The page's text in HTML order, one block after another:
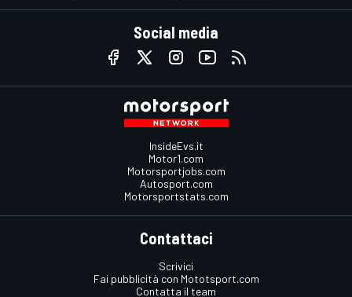
Social media
InsideEvs.it
Motor1.com
Motorsportjobs.com
Autosport.com
Motorsportstats.com
Contattaci
Scrivici
Fai pubblicità con Mototsport.com
Contatta il team